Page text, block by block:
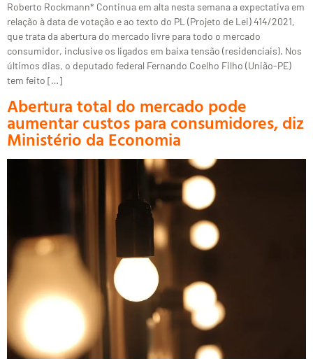
Roberto Rockmann* Continua em alta nesta semana a expectativa em
relação à data de votação e ao texto do PL (Projeto de Lei) 414/2021,
que trata da abertura do mercado livre para todo o mercado
consumidor, inclusive os ligados em baixa tensão (residenciais). Nos
últimos dias, o deputado federal Fernando Coelho Filho (União-PE)
tem feito […]
Abertura total do mercado pode
aumentar custos para consumidores, diz
Ministério da Economia